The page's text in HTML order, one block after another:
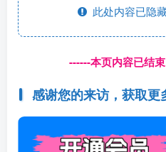
此处内容已隐
------本页内容已结
感谢您的来访，获取更